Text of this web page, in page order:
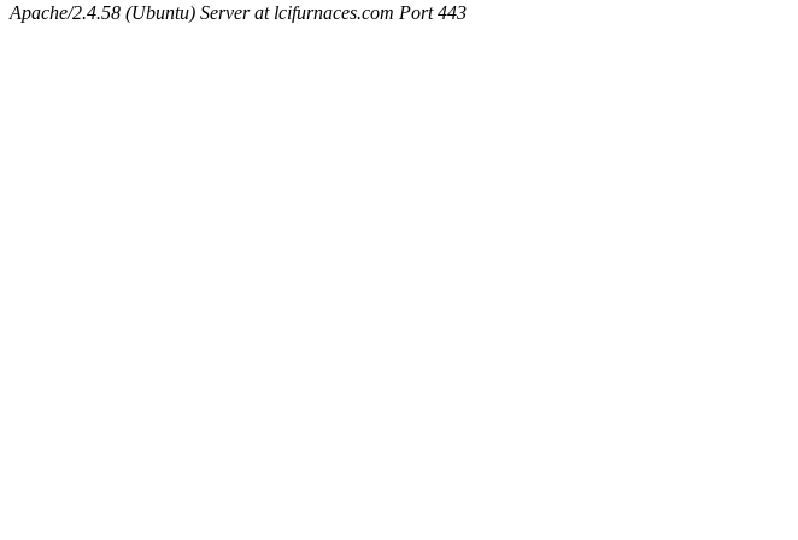
Apache/2.4.58 (Ubuntu) Server at lcifurnaces.com Port 443